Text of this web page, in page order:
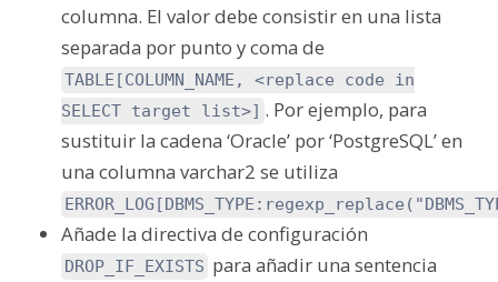
columna. El valor debe consistir en una lista
separada por punto y coma de
TABLE[COLUMN_NAME, <replace code in
SELECT target list>] . Por ejemplo, para
sustituir la cadena ‘Oracle’ por ‘PostgreSQL’ en
una columna varchar2 se utiliza
Añade la directiva de configuración
DROP_IF_EXISTS para añadir una sentencia